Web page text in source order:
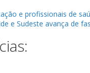
e profissionais de
e Sudeste avança de